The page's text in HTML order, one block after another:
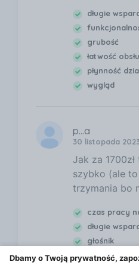
długie
grubość
łatwość
płynność
wygląd
p...a
30 listopada
Jak za
szybko (ale
trzymania bo
czas pracy
długie
głośnik
łatwość
Dbamy o Twoją prywatność,